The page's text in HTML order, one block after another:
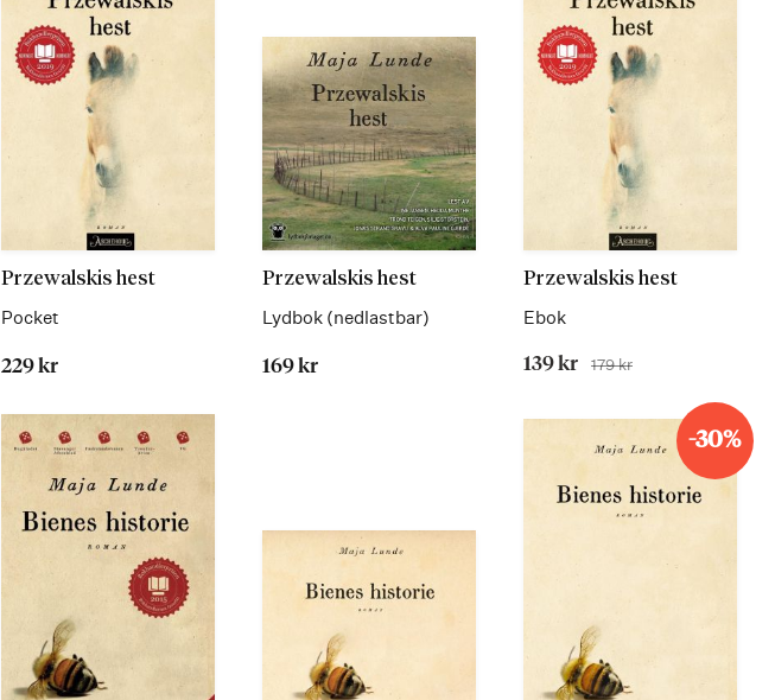
Przewalskis hest
Pocket
229 kr
mer
Przewalskis hest
Lydbok (nedlastbar)
169 kr
Przewalskis hest
Ebok
Tilbudspris
139 kr Før
179 kr
mer
-30%